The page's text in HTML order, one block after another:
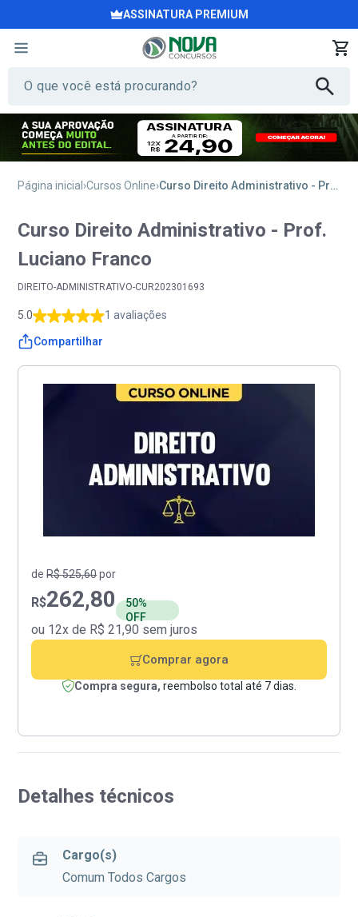
ASSINATURA PREMIUM
Página inicial Cursos Online Curso Direito Administrativo - Prof. Luciano Franco
Curso Direito Administrativo - Prof.
Luciano Franco
DIREITO-ADMINISTRATIVO-CUR202301693
5.0 1 avaliações
Compartilhar
Detalhes técnicos
Cargo(s)
Comum Todos Cargos
deR$ 525,60por
R$262,80
50%
OFF
ou 12x de R$ 21,90 sem juros
Comprar agora
Compra segura, reembolso total até 7 dias.